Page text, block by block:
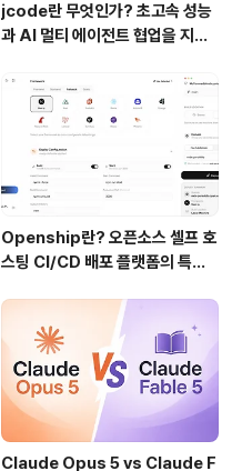
jcode란 무엇인가? 초고속 성능
과 AI 멀티 에이전트 협업을 지원
Openship란? 오픈소스 셀프 호
스팅 CI/CD 배포 플랫폼의 특징
Claude Opus 5 vs Claude F